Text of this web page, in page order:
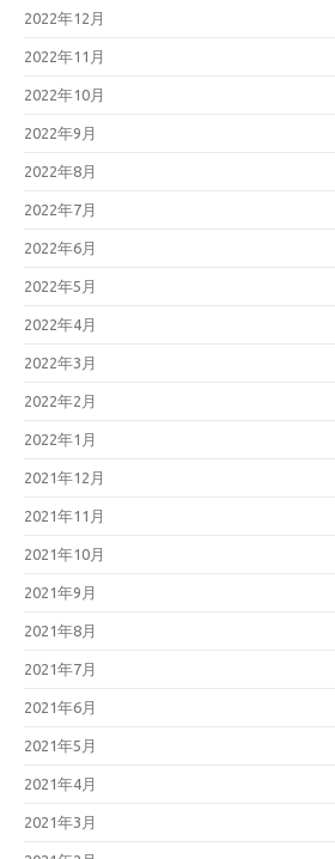
2022年12月
2022年11月
2022年10月
2022年9月
2022年8月
2022年7月
2022年6月
2022年5月
2022年4月
2022年3月
2022年2月
2022年1月
2021年12月
2021年11月
2021年10月
2021年9月
2021年8月
2021年7月
2021年6月
2021年5月
2021年4月
2021年3月